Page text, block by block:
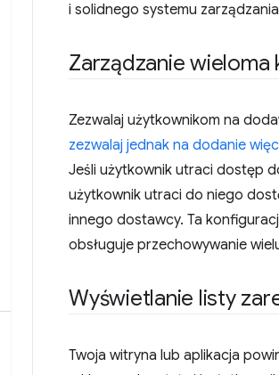
i solidnego systemu
Zarządzanie
Zezwalaj użytkownikom na
zezwalaj jednak na dodanie
Jeśli użytkownik utraci dostęp
użytkownik utraci do niego
innego dostawcy. Ta
obsługuje przechowywanie
Wyświetlanie listy
Twoja witryna lub aplikacja